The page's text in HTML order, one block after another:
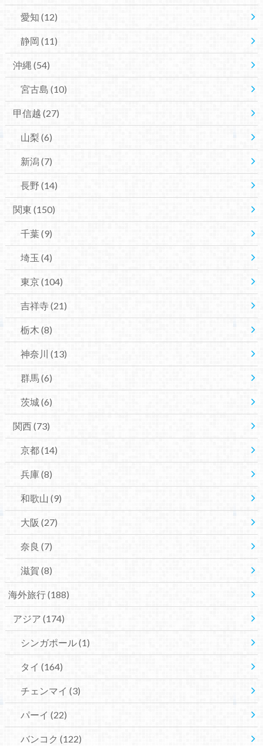
愛知 (12)
静岡 (11)
沖縄 (54)
宮古島 (10)
甲信越 (27)
山梨 (6)
新潟 (7)
長野 (14)
関東 (150)
千葉(9)
埼玉 (4)
東京(104)
吉祥寺(21)
栃木 (8)
神奈川 (13)
群馬(6)
茨城(6)
関西(73)
京都(14)
兵庫(8)
和歌山 (9)
大阪 (27)
奈良 (7)
滋賀 (8)
海外旅行(188)
アジア (174)
シンガポール(1)
タイ (164)
チェンマイ (3)
パーイ (22)
バンコク (122)